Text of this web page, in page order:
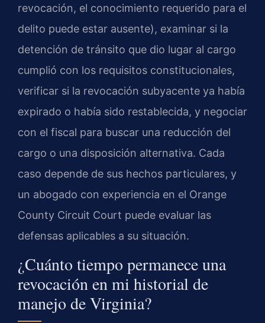
revocación, el conocimiento requerido para el
delito puede estar ausente), examinar si la
detención de tránsito que dio lugar al cargo
cumplió con los requisitos constitucionales,
verificar si la revocación subyacente ya había
expirado o había sido restablecida, y negociar
con el fiscal para buscar una reducción del
cargo o una disposición alternativa. Cada
caso depende de sus hechos particulares, y
un abogado con experiencia en el Orange
County Circuit Court puede evaluar las
defensas aplicables a su situación.
¿Cuánto tiempo permanece una
revocación en mi historial de
manejo de Virginia?